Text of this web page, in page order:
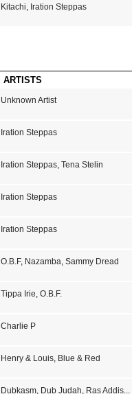
Kitachi, Iration Steppas
ARTISTS
Unknown Artist
Iration Steppas
Iration Steppas, Tena Stelin
Iration Steppas
Iration Steppas
O.B.F, Nazamba, Sammy Dread
Tippa Irie, O.B.F.
Charlie P
Henry & Louis, Blue & Red
Dubkasm, Dub Judah, Ras Addis...